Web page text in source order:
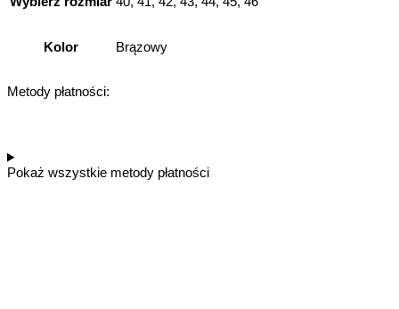
Kolor Brązowy
Metody płatności:
Pokaż wszystkie metody płatności